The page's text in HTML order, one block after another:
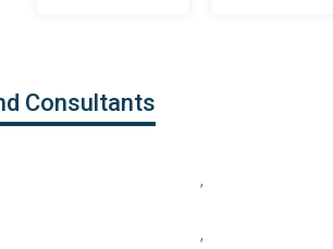
Consultants
,
,